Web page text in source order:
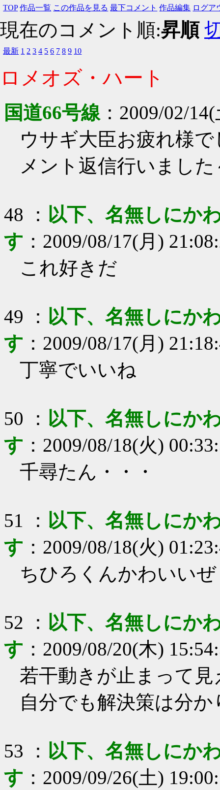
TOP 作品一覧 この作品を見る 最下コメント 作品編集 ログア
現在のコメント順:昇順
最新 1 2 3 4 5 6 7 8 9 10
ロメオズ・ハート
国道66号線 ： 2009/02/
ウサギ大臣お疲れ様
メント返信行いました
48 ： 以下、名無しにか
す ： 2009/08/17(月)
これ好きだ
49 ： 以下、名無しにか
す ： 2009/08/17(月)
丁寧でいいね
50 ： 以下、名無しにか
す ： 2009/08/18(火)
千尋たん・・・
51 ： 以下、名無しにか
す ： 2009/08/18(火)
ちひろくんかわいいぜ
52 ： 以下、名無しにか
す ： 2009/08/20(木)
若干動きが止まって
自分でも解決策は分
53 ： 以下、名無しにか
す ： 2009/09/26(土)